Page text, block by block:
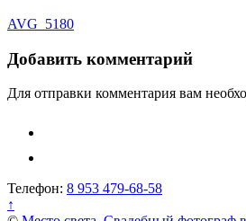
Навигация
по
записям
AVG_5180
Добавить комментарий
Для отправки комментария вам
Телефон: 8 953 479-68-58
↑